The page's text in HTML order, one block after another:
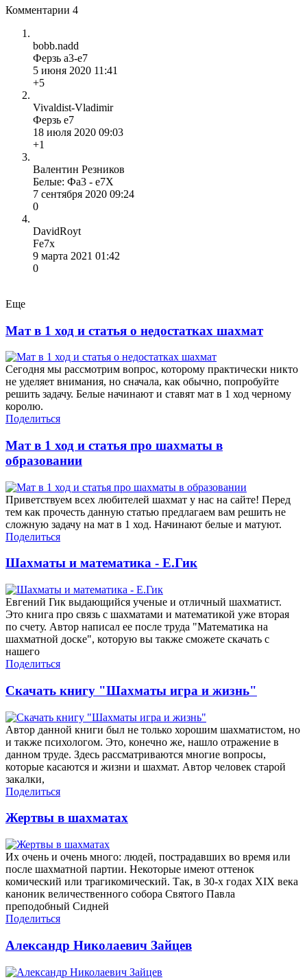
Комментарии 4
bobb.nadd
Ферзь а3-е7
5 июня 2020 11:41
+5
Vivaldist-Vladimir
Ферзь e7
18 июля 2020 09:03
+1
Валентин Резников
Белые: Фа3 - е7Х
7 сентября 2020 09:24
0
DavidRoyt
Fe7x
9 марта 2021 01:42
0
Еще
Мат в 1 ход и статья о недостатках шахмат
Сегодня мы рассмотрим вопрос, которому практически никто
не уделяет внимания, но сначала, как обычно, попробуйте
решить задачу. Белые начинают и ставят мат в 1 ход черному
королю.
Поделиться
Мат в 1 ход и статья про шахматы в
образовании
Приветствуем всех любителей шахмат у нас на сайте! Перед
тем как прочесть данную статью предлагаем вам решить не
сложную задачу на мат в 1 ход. Начинают белые и матуют.
Поделиться
Шахматы и математика - Е.Гик
Евгений Гик выдающийся ученые и отличный шахматист.
Это книга про связь с шахматами и математикой уже вторая
по счету. Автор написал ее после труда "Математика на
шахматной доске", которую вы также сможете скачать с
нашего
Поделиться
Скачать книгу "Шахматы игра и жизнь"
Автор данной книги был не только хорошим шахматистом, но
и также психологом. Это, конечно же, нашло отражение в
данном труде. Здесь рассматриваются многие вопросы,
которые касаются и жизни и шахмат. Автор человек старой
закалки,
Поделиться
Жертвы в шахматах
Их очень и очень много: людей, пострадавших во время или
после шахматной партии. Некоторые имеют оттенок
комический или трагикомический. Так, в 30-х годах XIX века
каноник величественного собора Святого Павла
преподобный Сидней
Поделиться
Александр Николаевич Зайцев